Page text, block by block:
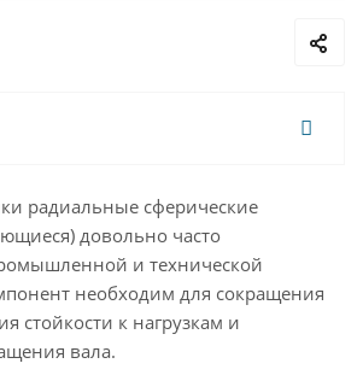
радиальные сферические
довольно часто
и технической
необходим для сокращения
стойкости к нагрузкам и
вала.